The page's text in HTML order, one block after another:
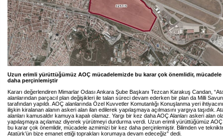
Uzun erimli yürüttüğümüz AOÇ mücadelemizde bu karar çok önemlidir,
daha perçinlemiştir
Kararı değerlendiren Mimarlar Odası Ankara Şube Başkanı Tezcan Karakuş Candan,
alanlarından parçacıl plan değişikleri ile talan süreci devam ederken bir plan da Milli
tarafından yapıldı. AOÇ alanlarında Özel Kuvvetler Komutanlığı Konuşlanma yeri
ilişkin kiralanan alanın askeri alan ilan edilerek yapılaşmaya açılmasını yargıya taşıdık.
alanları kamusaldır kamuya kapalı olamaz. Yargı bir kez daha AOÇ Alanları askeri alan
yapılaşmaya açılamaz diyerek yürütmeyi durdurma verdi. Uzun erimli yürüttüğümüz
bu karar çok önemlidir, mücadele azmimizi bir kez daha perçinlemiştir. Bilimden ve
Atatürk’ün bize emanet ettiği toprakları korumaya devam edeceğiz” dedi.